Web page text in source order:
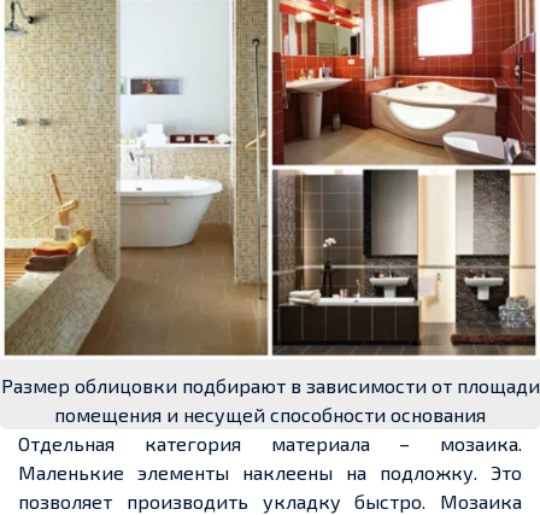
Размер облицовки подбирают в зависимости от площади
помещения и несущей способности основания
Отдельная категория материала – мозаика.
Маленькие элементы наклеены на подложку. Это
позволяет производить укладку быстро. Мозаика